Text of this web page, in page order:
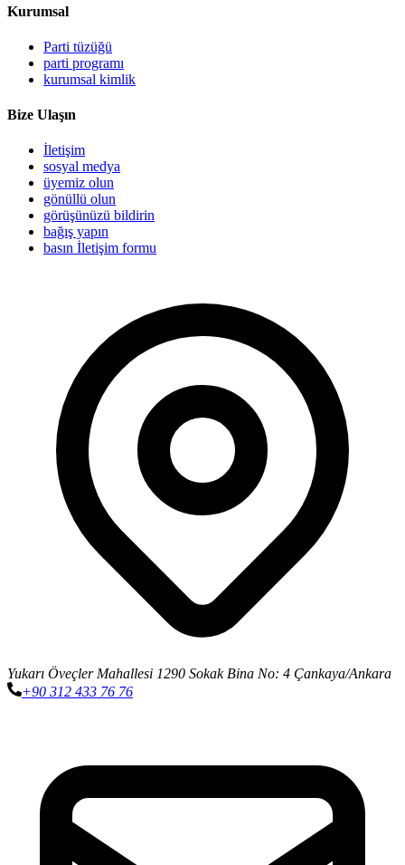
Kurumsal
Parti tüzüğü
parti programı
kurumsal kimlik
Bize Ulaşın
İletişim
sosyal medya
üyemiz olun
gönüllü olun
görüşünüzü bildirin
bağış yapın
basın İletişim formu
Yukarı Öveçler Mahallesi 1290 Sokak Bina No: 4 Çankaya/Ankara
+90 312 433 76 76